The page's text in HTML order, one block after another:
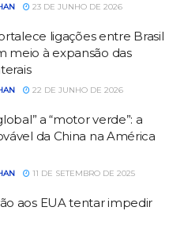
23 DE JUNHO DE 2026
ligações entre Brasil
meio à expansão das
22 DE JUNHO DE 2026
a “motor verde”: a
da China na América
11 DE SETEMBRO DE 2025
aos EUA tentar impedir